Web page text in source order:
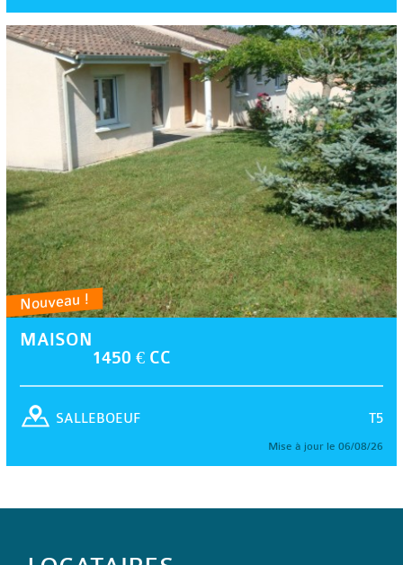
Nouveau !
MAISON
1450 € CC
T5
SALLEBOEUF
Mise à jour le 06/08/26